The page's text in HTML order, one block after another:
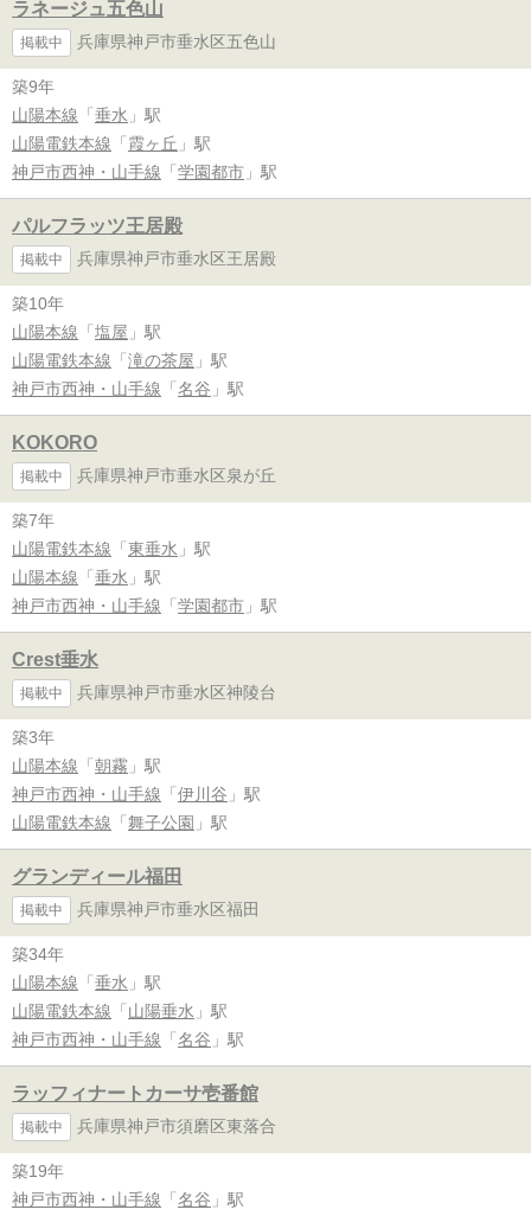
ラネージュ五色山
掲載中 兵庫県神戸市垂水区五色山
築9年
山陽本線 「 垂水 」駅
山陽電鉄本線 「 霞ヶ丘 」駅
神戸市西神・山手線 「 学園都市 」駅
パルフラッツ王居殿
掲載中 兵庫県神戸市垂水区王居殿
築10年
山陽本線 「 塩屋 」駅
山陽電鉄本線 「 滝の茶屋 」駅
神戸市西神・山手線 「 名谷 」駅
KOKORO
掲載中 兵庫県神戸市垂水区泉が丘
築7年
山陽電鉄本線 「 東垂水 」駅
山陽本線 「 垂水 」駅
神戸市西神・山手線 「 学園都市 」駅
Crest垂水
掲載中 兵庫県神戸市垂水区神陵台
築3年
山陽本線 「 朝霧 」駅
神戸市西神・山手線 「 伊川谷 」駅
山陽電鉄本線 「 舞子公園 」駅
グランディール福田
掲載中 兵庫県神戸市垂水区福田
築34年
山陽本線 「 垂水 」駅
山陽電鉄本線 「 山陽垂水 」駅
神戸市西神・山手線 「 名谷 」駅
ラッフィナートカーサ壱番館
掲載中 兵庫県神戸市須磨区東落合
築19年
神戸市西神・山手線 「 名谷 」駅